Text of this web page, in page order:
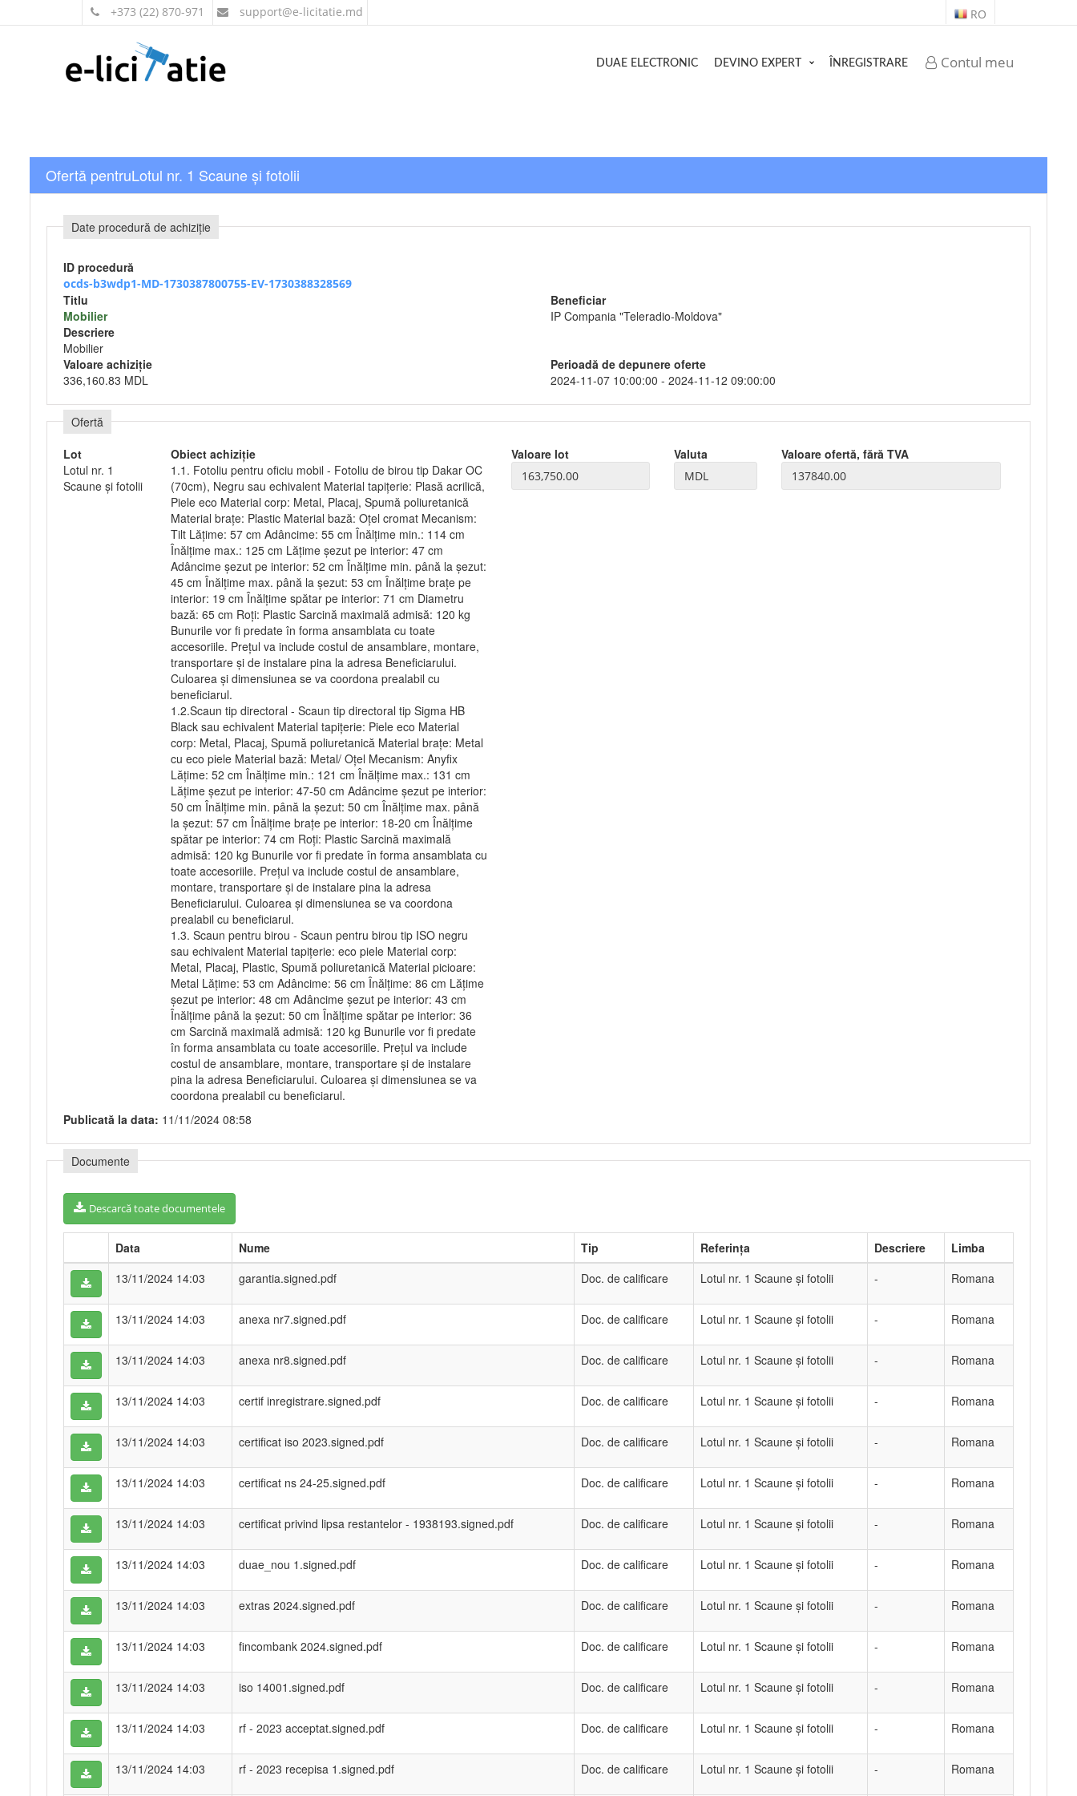
+373 (22) 870-971 support@e-licitatie.md RO
Contul meu
DUAE ELECTRONIC DEVINO EXPERT ÎNREGISTRARE
Ofertă pentruLotul nr. 1 Scaune și fotolii
Date procedură de achiziție
ID procedură
ocds-b3wdp1-MD-1730387800755-EV-1730388328569
Titlu
Mobilier
Beneficiar
IP Compania "Teleradio-Moldova"
Descriere
Mobilier
Valoare achiziție
336,160.83 MDL
Perioadă de depunere oferte
2024-11-07 10:00:00 - 2024-11-12 09:00:00
Ofertă
Lot
Obiect achiziție Valoare lot Valuta
Valoare ofertă, fără TVA
Lotul nr. 1
Scaune și fotolii
1.1. Fotoliu pentru oficiu mobil - Fotoliu de birou tip Dakar OC
(70cm), Negru sau echivalent Material tapițerie: Plasă acrilică,
Piele eco Material corp: Metal, Placaj, Spumă poliuretanică
Material brațe: Plastic Material bază: Oțel cromat Mecanism:
Tilt Lățime: 57 cm Adâncime: 55 cm Înălțime min.: 114 cm
Înălțime max.: 125 cm Lățime șezut pe interior: 47 cm
Adâncime șezut pe interior: 52 cm Înălțime min. până la șezut:
45 cm Înălțime max. până la șezut: 53 cm Înălțime brațe pe
interior: 19 cm Înălțime spătar pe interior: 71 cm Diametru
bază: 65 cm Roți: Plastic Sarcină maximală admisă: 120 kg
Bunurile vor fi predate în forma ansamblata cu toate
accesoriile. Prețul va include costul de ansamblare, montare,
transportare și de instalare pina la adresa Beneficiarului.
Culoarea și dimensiunea se va coordona prealabil cu
beneficiarul.
1.2.Scaun tip directoral - Scaun tip directoral tip Sigma HB
Black sau echivalent Material tapițerie: Piele eco Material
corp: Metal, Placaj, Spumă poliuretanică Material brațe: Metal
cu eco piele Material bază: Metal/ Oțel Mecanism: Anyfix
Lăţime: 52 cm Înălțime min.: 121 cm Înălțime max.: 131 cm
Lățime șezut pe interior: 47-50 cm Adâncime șezut pe interior:
50 cm Înălțime min. până la șezut: 50 cm Înălțime max. până
la șezut: 57 cm Înălțime brațe pe interior: 18-20 cm Înălțime
spătar pe interior: 74 cm Roți: Plastic Sarcină maximală
admisă: 120 kg Bunurile vor fi predate în forma ansamblata cu
toate accesoriile. Prețul va include costul de ansamblare,
montare, transportare și de instalare pina la adresa
Beneficiarului. Culoarea și dimensiunea se va coordona
prealabil cu beneficiarul.
1.3. Scaun pentru birou - Scaun pentru birou tip ISO negru
sau echivalent Material tapițerie: eco piele Material corp:
Metal, Placaj, Plastic, Spumă poliuretanică Material picioare:
Metal Lățime: 53 cm Adâncime: 56 cm Înălțime: 86 cm Lățime
șezut pe interior: 48 cm Adâncime șezut pe interior: 43 cm
Înălțime până la șezut: 50 cm Înălțime spătar pe interior: 36
cm Sarcină maximală admisă: 120 kg Bunurile vor fi predate
în forma ansamblata cu toate accesoriile. Prețul va include
costul de ansamblare, montare, transportare și de instalare
pina la adresa Beneficiarului. Culoarea și dimensiunea se va
coordona prealabil cu beneficiarul.
Publicată la data: 11/11/2024 08:58
Documente
Descarcă toate documentele
Data Nume Tip Referința Descriere
Limba
13/11/2024 14:03
garantia.signed.pdf Doc. de calificare Lotul nr. 1 Scaune și fotolii - Romana
13/11/2024 14:03 anexa nr7.signed.pdf Doc. de calificare Lotul nr. 1 Scaune și fotolii - Romana
13/11/2024 14:03 anexa nr8.signed.pdf Doc. de calificare Lotul nr. 1 Scaune și fotolii - Romana
13/11/2024 14:03 certif inregistrare.signed.pdf Doc. de calificare Lotul nr. 1 Scaune și fotolii - Romana
13/11/2024 14:03 certificat iso 2023.signed.pdf Doc. de calificare Lotul nr. 1 Scaune și fotolii - Romana
13/11/2024 14:03 certificat ns 24-25.signed.pdf Doc. de calificare Lotul nr. 1 Scaune și fotolii - Romana
13/11/2024 14:03 certificat privind lipsa restantelor - 1938193.signed.pdf Doc. de calificare Lotul nr. 1 Scaune și fotolii - Romana
13/11/2024 14:03 duae_nou 1.signed.pdf Doc. de calificare Lotul nr. 1 Scaune și fotolii - Romana
13/11/2024 14:03 extras 2024.signed.pdf Doc. de calificare Lotul nr. 1 Scaune și fotolii - Romana
13/11/2024 14:03 fincombank 2024.signed.pdf Doc. de calificare Lotul nr. 1 Scaune și fotolii - Romana
13/11/2024 14:03 iso 14001.signed.pdf Doc. de calificare Lotul nr. 1 Scaune și fotolii - Romana
13/11/2024 14:03 rf - 2023 acceptat.signed.pdf Doc. de calificare Lotul nr. 1 Scaune și fotolii - Romana
13/11/2024 14:03 rf - 2023 recepisa 1.signed.pdf Doc. de calificare Lotul nr. 1 Scaune și fotolii - Romana